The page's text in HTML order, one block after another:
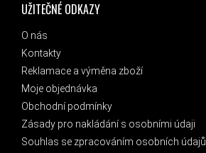
UŽITEČNÉ ODKAZY
O nás
Kontakty
Reklamace a výměna zboží
Moje objednávka
Obchodní podmínky
Zásady pro nakládání s osobními údaji
Souhlas se zpracováním osobních údajů